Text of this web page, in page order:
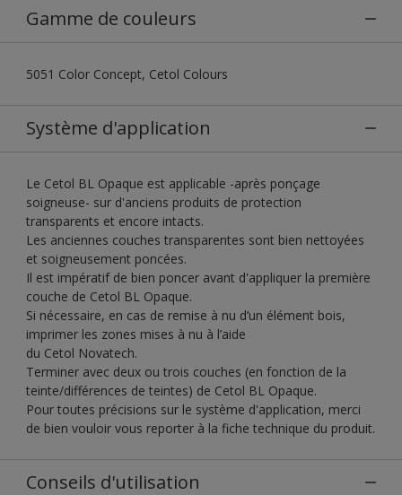
Gamme de couleurs
5051 Color Concept, Cetol Colours
Système d'application
Le Cetol BL Opaque est applicable -après ponçage
soigneuse- sur d'anciens produits de protection
transparents et encore intacts.
Les anciennes couches transparentes sont bien nettoyées
et soigneusement poncées.
Il est impératif de bien poncer avant d'appliquer la première
couche de Cetol BL Opaque.
Si nécessaire, en cas de remise à nu d’un élément bois,
imprimer les zones mises à nu à l’aide
du Cetol Novatech.
Terminer avec deux ou trois couches (en fonction de la
teinte/différences de teintes) de Cetol BL Opaque.
Pour toutes précisions sur le système d'application, merci
de bien vouloir vous reporter à la fiche technique du produit.
Conseils d'utilisation